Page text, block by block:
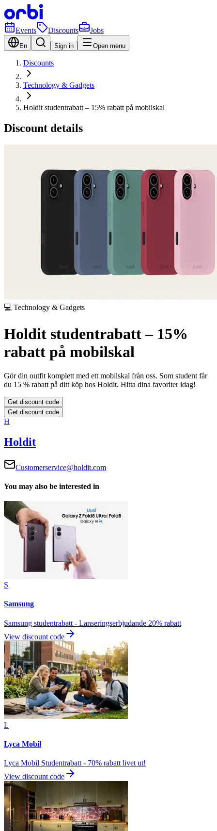
Events Discounts Jobs
En Sign in Open menu
Discounts
Technology & Gadgets
Holdit studentrabatt – 15% rabatt på mobilskal
Discount details
💻 Technology & Gadgets
Holdit studentrabatt – 15%
rabatt på mobilskal
Gör din outfit komplett med ett mobilskal från oss. Som student får
du 15 % rabatt på ditt köp hos Holdit. Hitta dina favoriter idag!
Get discount code
Get discount code
H
Holdit
Customerservice@holdit.com
You may also be interested in
S
Samsung
Samsung studentrabatt - Lanseringserbjudande 20% rabatt
View discount code
L
Lyca Mobil
Lyca Mobil Studentrabatt - 70% rabatt livet ut!
View discount code